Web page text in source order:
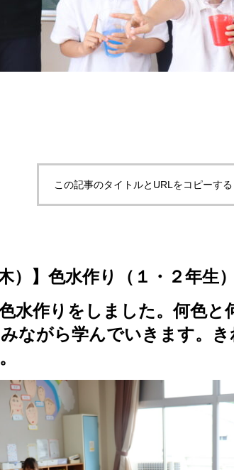
この記事のタイトルとURLをコピーする
）】色水作り（１・２年生）
水作りをしました。何色と
ながら学んでいきます。